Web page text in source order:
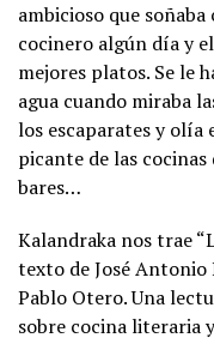
ambicioso que soñaba
cocinero algún día y
mejores platos. Se le
agua cuando miraba
los escaparates y olía
picante de las cocinas
bares…
Kalandraka nos trae
texto de José Antonio
Pablo Otero. Una
sobre cocina literaria